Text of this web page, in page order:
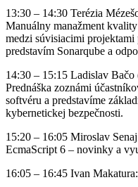
13:30 – 14:30 Terézia
Manuálny manažment
medzi súvisiacimi
predstavím Sonarqube a
14:30 – 15:15 Ladislav Bačo
Prednáška zoznámi
softvéru a predstavíme
kybernetickej bezpečnosti.
15:20 – 16:05 Miroslav
EcmaScript 6 – novinky a
16:05 – 16:45 Ivan Makatura: